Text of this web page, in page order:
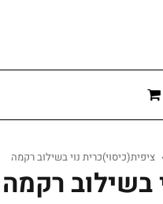
ציפית(כיסוי)כרית נוי בשילוב רקמה
בשילוב רקמה